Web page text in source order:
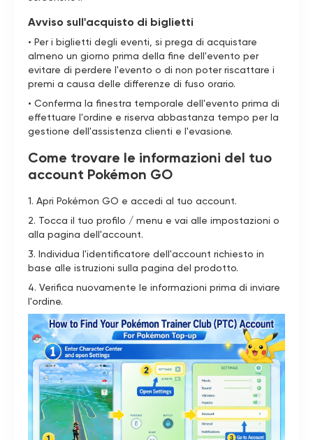
Avviso sull'acquisto di biglietti
• Per i biglietti degli eventi, si prega di acquistare
almeno un giorno prima della fine dell'evento per
evitare di perdere l'evento o di non poter riscattare i
premi a causa delle differenze di fuso orario.
• Conferma la finestra temporale dell'evento prima di
effettuare l'ordine e riserva abbastanza tempo per la
gestione dell'assistenza clienti e l'evasione.
Come trovare le informazioni del tuo
account Pokémon GO
1. Apri Pokémon GO e accedi al tuo account.
2. Tocca il tuo profilo / menu e vai alle impostazioni o
alla pagina dell'account.
3. Individua l'identificatore dell'account richiesto in
base alle istruzioni sulla pagina del prodotto.
4. Verifica nuovamente le informazioni prima di inviare
l'ordine.